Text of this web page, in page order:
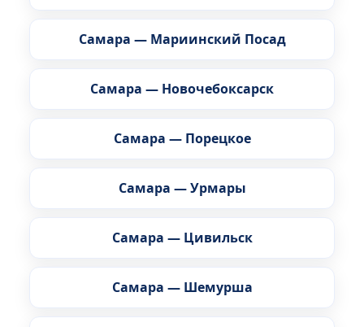
Самара — Мариинский Посад
Самара — Новочебоксарск
Самара — Порецкое
Самара — Урмары
Самара — Цивильск
Самара — Шемурша